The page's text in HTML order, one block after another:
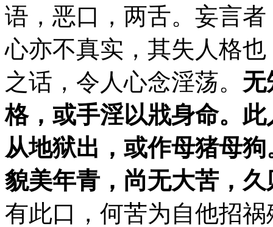
语，恶口，两舌。妄言
心亦不真实，其失人格
之话，令人心念淫荡。 无
格，或手淫以戕身命。
从地狱出，或作母猪母
貌美年青，尚无大苦，
有此口，何苦为自他招